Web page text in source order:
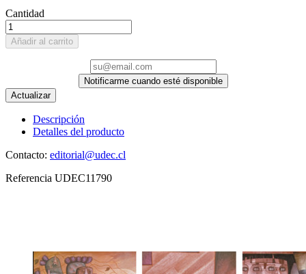
Cantidad
Añadir al carrito
Notificarme cuando esté disponible
Descripción
Detalles del producto
Contacto: editorial@udec.cl
Referencia UDEC11790